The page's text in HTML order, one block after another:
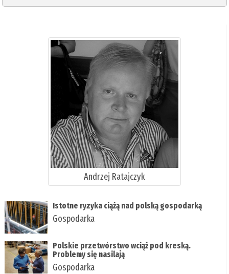
Andrzej Ratajczyk
Istotne ryzyka ciążą nad polską gospodarką
Gospodarka
Polskie przetwórstwo wciąż pod kreską.
Problemy się nasilają
Gospodarka